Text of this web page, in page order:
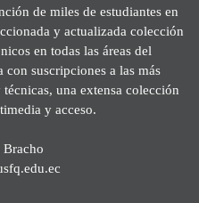
de miles de estudiantes en
y actualizada colección
en todas las áreas del
suscripciones a las más
una extensa colección
y acceso.